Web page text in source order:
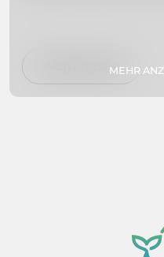
swimming, exploring
simply relaxing on
you covered. So
WeiterlesenMEHR